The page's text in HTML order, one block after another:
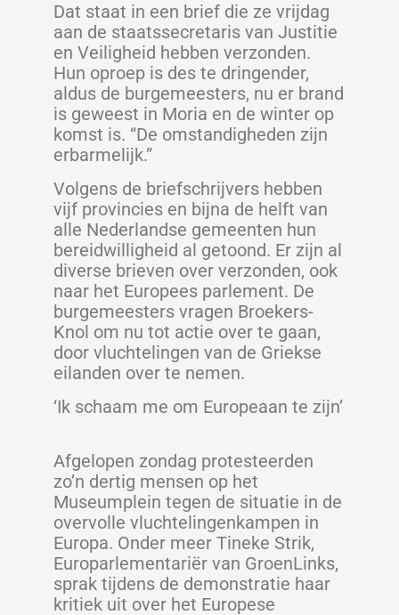
Dat staat in een brief die ze vrijdag
aan de staatssecretaris van Justitie
en Veiligheid hebben verzonden.
Hun oproep is des te dringender,
aldus de burgemeesters, nu er brand
is geweest in Moria en de winter op
komst is. “De omstandigheden zijn
erbarmelijk.”
Volgens de briefschrijvers hebben
vijf provincies en bijna de helft van
alle Nederlandse gemeenten hun
bereidwilligheid al getoond. Er zijn al
diverse brieven over verzonden, ook
naar het Europees parlement. De
burgemeesters vragen Broekers-
Knol om nu tot actie over te gaan,
door vluchtelingen van de Griekse
eilanden over te nemen.
‘Ik schaam me om Europeaan te zijn’
Afgelopen zondag protesteerden
zo’n dertig mensen op het
Museumplein tegen de situatie in de
overvolle vluchtelingenkampen in
Europa. Onder meer Tineke Strik,
Europarlementariër van GroenLinks,
sprak tijdens de demonstratie haar
kritiek uit over het Europese